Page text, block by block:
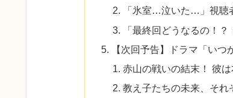
「氷室…泣いた…」視聴
「最終回どうなるの！？
【次回予告】ドラマ「い
赤山の戦いの結末！ 彼
教え子たちの未来、それ